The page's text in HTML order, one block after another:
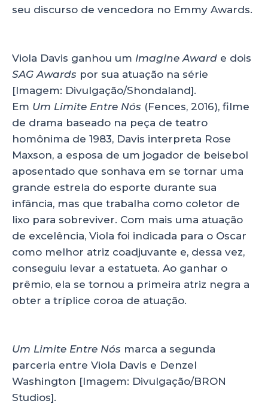
seu discurso de vencedora no Emmy Awards.
Viola Davis ganhou um Imagine Award e dois
SAG Awards por sua atuação na série
[Imagem: Divulgação/Shondaland].
Em Um Limite Entre Nós (Fences, 2016), filme
de drama baseado na peça de teatro
homônima de 1983, Davis interpreta Rose
Maxson, a esposa de um jogador de beisebol
aposentado que sonhava em se tornar uma
grande estrela do esporte durante sua
infância, mas que trabalha como coletor de
lixo para sobreviver. Com mais uma atuação
de excelência, Viola foi indicada para o Oscar
como melhor atriz coadjuvante e, dessa vez,
conseguiu levar a estatueta. Ao ganhar o
prêmio, ela se tornou a primeira atriz negra a
obter a tríplice coroa de atuação.
Um Limite Entre Nós marca a segunda
parceria entre Viola Davis e Denzel
Washington [Imagem: Divulgação/BRON
Studios].